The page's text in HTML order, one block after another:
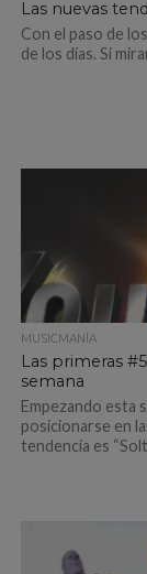
Las nuevas
Con el paso de
de los días. Si
MUSICMANÍA
Las primeras
semana
Empezando esta
posicionarse en
tendencia es